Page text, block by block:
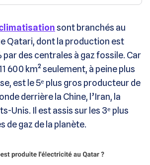
sont branchés au
Qatari, dont la production est
par des centrales à gaz fossile. Car
600 km² seulement, à peine plus
est le 5ᵉ plus gros producteur de
derrière la Chine, l’Iran, la
Unis. Il est assis sur les 3ᵉ plus
de gaz de la planète.